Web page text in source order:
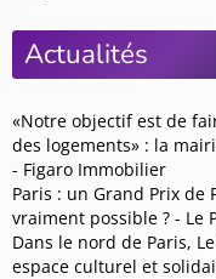
Actualités
«Notre objectif est de
des logements» : la
- Figaro Immobilier
Paris : un Grand Prix de
vraiment possible ? - Le
Dans le nord de Paris,
espace culturel et